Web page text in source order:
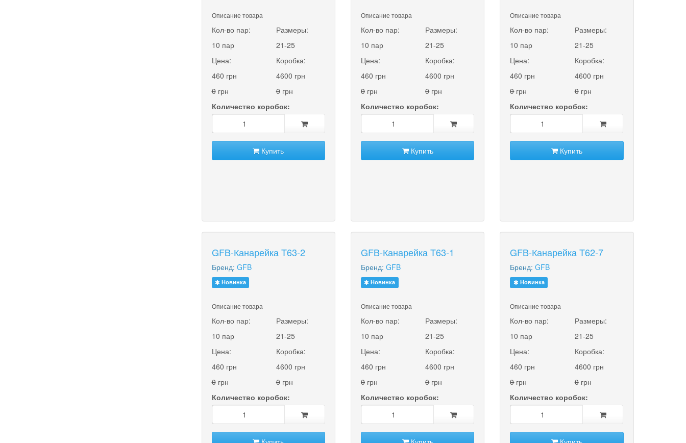
Описание товара
Кол-во пар:
10 пар
Размеры:
21-25
Цена:
460 грн
0грн
Коробка:
4600 грн
0грн
Количество коробок:
Купить
Описание товара
Кол-во пар:
10 пар
Размеры:
21-25
Цена:
460 грн
0грн
Коробка:
4600 грн
0грн
Количество коробок:
Купить
Описание товара
Кол-во пар:
10 пар
Размеры:
21-25
Цена:
460 грн
0грн
Коробка:
4600 грн
0грн
Количество коробок:
Купить
GFB-Канарейка T63-2
Бренд: GFB
Новинка
Описание товара
Кол-во пар:
10 пар
Размеры:
21-25
Цена:
460 грн
0грн
Коробка:
4600 грн
0грн
Количество коробок:
GFB-Канарейка T63-1
Бренд: GFB
Новинка
Описание товара
Кол-во пар:
10 пар
Размеры:
21-25
Цена:
460 грн
0грн
Коробка:
4600 грн
0грн
Количество коробок:
GFB-Канарейка T62-7
Бренд:GFB
Новинка
Описание товара
Кол-во пар:
10 пар
Размеры:
21-25
Цена:
460 грн
0грн
Коробка:
4600 грн
0грн
Количество коробок: